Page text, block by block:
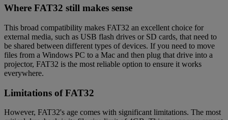
Where FAT32 still makes sense
This broad compatibility makes FAT32 an excellent choice for
external media, such as USB flash drives or SD cards, that need to
be shared between different types of devices. If you need to move
files from a Windows PC to a Mac and then plug that drive into a
projector, FAT32 is the most reliable option to ensure it works
everywhere.
Limitations of FAT32
However, FAT32's age comes with significant limitations. The most